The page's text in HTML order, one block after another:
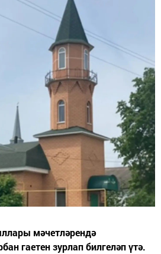
мәчетләрендә
гаетен зурлап билгеләп үтә.